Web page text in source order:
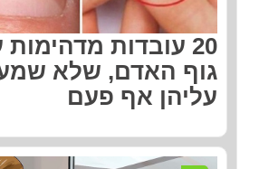
20 עובדות
גוף האדם, שלא
עליהן אף פעם